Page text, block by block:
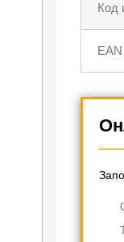
Код
EAN